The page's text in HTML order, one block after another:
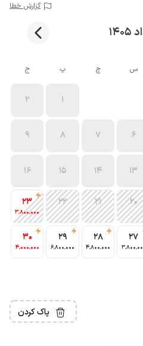
گزارش خطا
س چ پ ج
1
2
6
7
8
9
13
14
15
16
20
21
22
23
3٬800٬000
27
28
4٬800٬000
29
6٬800٬000
30
4٬000٬000
پاک کردن